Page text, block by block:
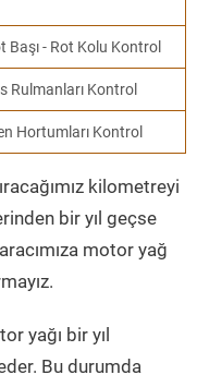
Başı - Rot Kolu Kontrol
Rulmanları Kontrol
Hortumları Kontrol
kilometreyi
bir yıl geçse
motor yağ
yağı bir yıl
Bu durumda